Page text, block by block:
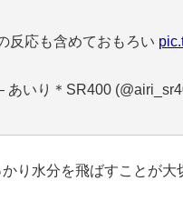
反応も含めておもろい
あいり＊SR400
り水分を飛ばすことが